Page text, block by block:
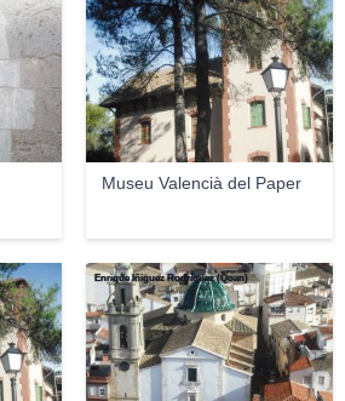
Museu Valencià del Paper
Enrique Íñiguez Rodríguez (Qoan)